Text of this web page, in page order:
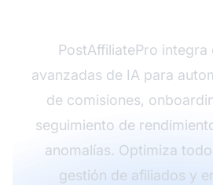
PostAffiliatePro integra
avanzadas de IA para
de comisiones,
seguimiento de
anomalías. Optimiza
gestión de afiliados y